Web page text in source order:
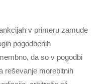
v primeru zamude
pogodbenih
da so v pogodbi
reševanje morebitnih